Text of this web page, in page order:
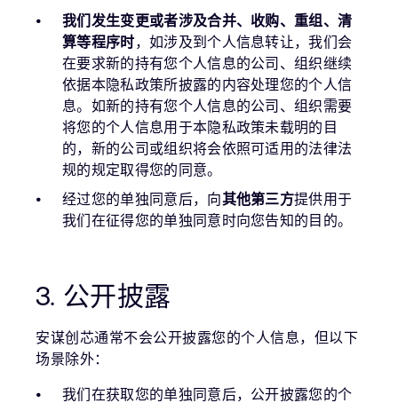
我们发生变更或者涉及合并、收购、重组、清
算等程序时，如涉及到个人信息转让，我们会
在要求新的持有您个人信息的公司、组织继续
依据本隐私政策所披露的内容处理您的个人信
息。如新的持有您个人信息的公司、组织需要
将您的个人信息用于本隐私政策未载明的目
的，新的公司或组织将会依照可适用的法律法
规的规定取得您的同意。
经过您的单独同意后，向其他第三方提供用于
我们在征得您的单独同意时向您告知的目的。
3. 公开披露
安谋创芯通常不会公开披露您的个人信息，但以下
场景除外：
我们在获取您的单独同意后，公开披露您的个